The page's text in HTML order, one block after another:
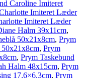
Caroline Imiteret
Imiteret Læder
Imiteret Læder
Halm 39x11cm,
50x21x8cm, Prym
, Prym
, Prym Taskebund
Halm 48x15cm, Prym
17,6×6,3cm, Prym